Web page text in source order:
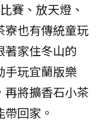
賽、放天燈、
寮也有傳統童玩
著家住冬山的
手玩宜蘭版樂
再將擴香石小茶
回家。